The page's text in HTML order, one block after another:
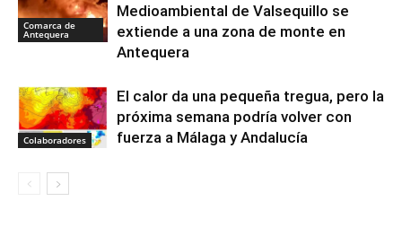
Comarca de
Antequera
Medioambiental de Valsequillo se
extiende a una zona de monte en
Antequera
Colaboradores
El calor da una pequeña tregua, pero la
próxima semana podría volver con
fuerza a Málaga y Andalucía